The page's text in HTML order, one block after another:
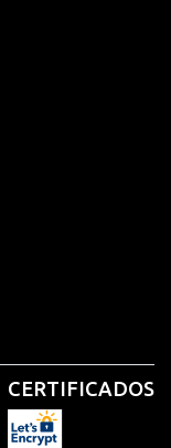
CERTIFICADOS